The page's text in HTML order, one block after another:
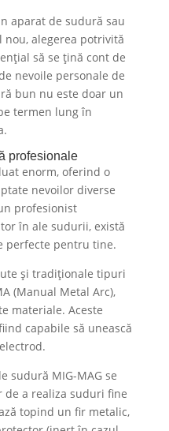
aparat de sudură sau
alegerea potrivită
să se țină cont de
nevoile personale de
bun nu este doar un
termen lung în
profesionale
enorm, oferind o
nevoilor diverse
profesionist
în ale sudurii, există
perfecte pentru tine.
și tradiționale tipuri
(Manual Metal Arc),
materiale. Aceste
capabile să unească
sudură MIG-MAG se
de a realiza suduri fine
topind un fir metalic,